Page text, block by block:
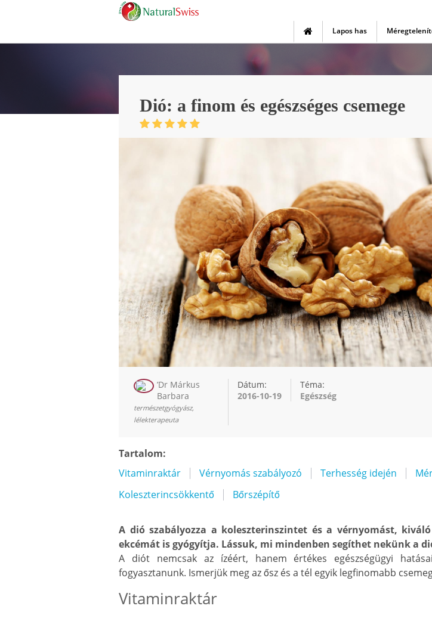
Lapos has
Dió: a finom és egészséges csemege
’Dr Márkus
Barbara
természetgyógyász,
lélekterapeuta
Dátum:
2016-10-19
Téma:
Egészség
Tartalom:
Vitaminraktár
Vérnyomás szabályozó Terhesség idején
Koleszterincsökkentő
Bőrszépítő
A dió szabályozza a koleszterinszintet és a vérnyomást,
ekcémát is gyógyítja. Lássuk, mi mindenben segíthet nekünk a
A diót nemcsak az ízéért, hanem értékes egészségügyi
fogyasztanunk. Ismerjük meg az ősz és a tél egyik legfinomabb
Vitaminraktár